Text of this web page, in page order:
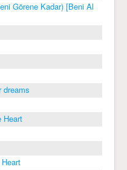
Görene Kadar) [Beni Al
dreams
Heart